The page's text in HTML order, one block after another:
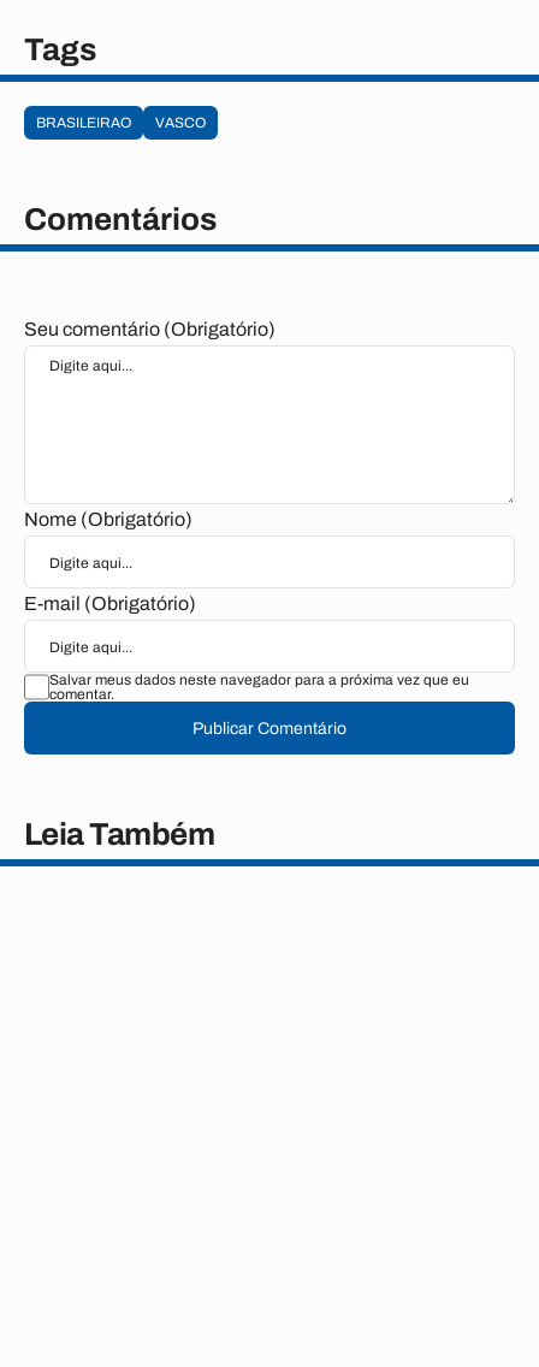
Tags
BRASILEIRAO VASCO
Comentários
Seu comentário (Obrigatório)
Nome (Obrigatório)
E-mail (Obrigatório)
Salvar meus dados neste navegador para a próxima vez que eu
comentar.
Publicar Comentário
Leia Também